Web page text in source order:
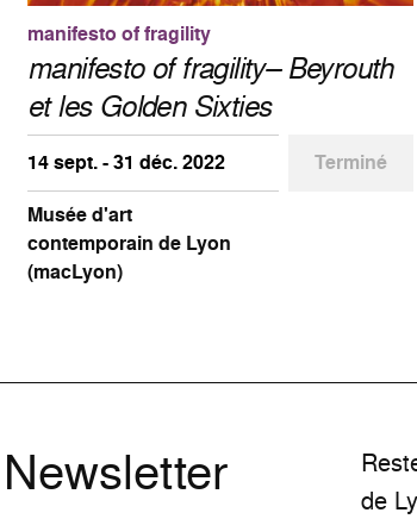
manifesto of fragility
manifesto of fragility– Beyrouth
et les Golden Sixties
14 sept. - 31 déc. 2022
Terminé
Musée d'art
contemporain de Lyon
(macLyon)
Newsletter
de